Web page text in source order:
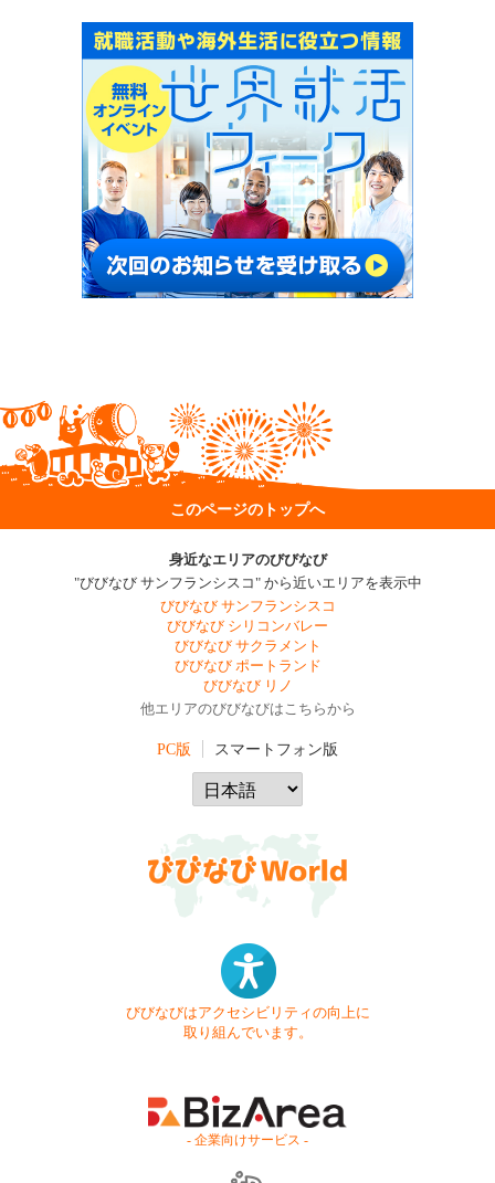
このページのトップへ
身近なエリアのびびなび
"びびなび サンフランシスコ" から近いエリアを表示中
びびなび サンフランシスコ
びびなび シリコンバレー
びびなび サクラメント
びびなび ポートランド
びびなび リノ
他エリアのびびなびはこちらから
PC版 スマートフォン版
びびなびはアクセシビリティの向上に
取り組んでいます。
- 企業向けサービス -